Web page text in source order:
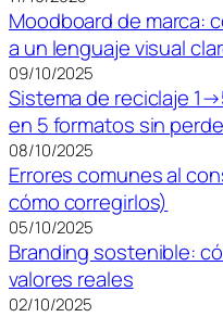
Moodboard de marca:
a un lenguaje visual
09/10/2025
Sistema de reciclaje
en 5 formatos sin
08/10/2025
Errores comunes al
cómo corregirlos)
05/10/2025
Branding sostenible:
valores reales
02/10/2025